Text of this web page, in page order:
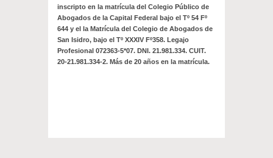
inscripto en la matrícula del Colegio Público de
Abogados de la Capital Federal bajo el Tº 54 Fº
644 y el la Matrícula del Colegio de Abogados de
San Isidro, bajo el Tº XXXIV Fº358. Legajo
Profesional 072363-5*07. DNI. 21.981.334. CUIT.
20-21.981.334-2. Más de 20 años en la matrícula.